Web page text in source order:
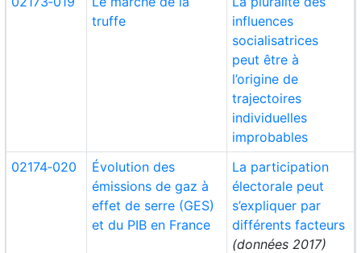
truffe
influences
socialisatrices
peut être à
l’origine de
trajectoires
individuelles
improbables
02174‑020
Évolution des
émissions de gaz à
effet de serre (GES)
et du PIB en France
La participation
électorale peut
s’expliquer par
différents facteurs
(données 2017)